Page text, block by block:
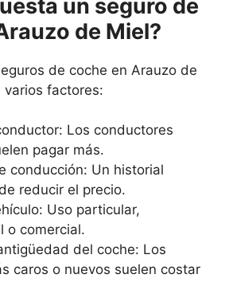
un seguro de
de Miel?
de coche en Arauzo de
factores:
Los conductores
pagar más.
conducción: Un historial
reducir el precio.
Uso particular,
o comercial.
del coche: Los
caros o nuevos suelen costar